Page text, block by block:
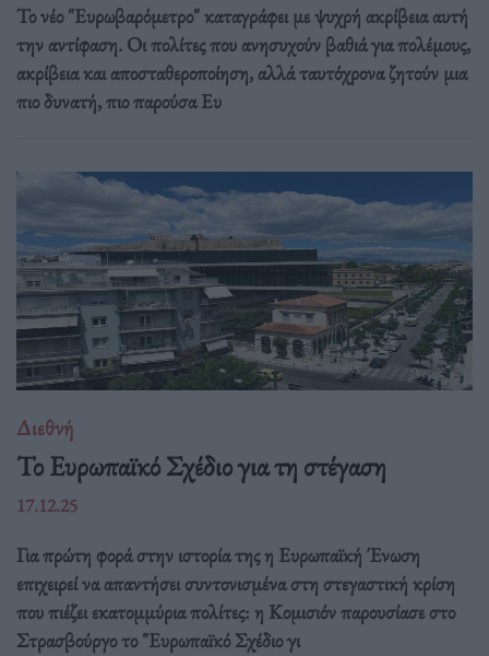
Το νέο "Ευρωβαρόμετρο" καταγράφει με ψυχρή ακρίβεια αυτή
την αντίφαση. Oι πολίτες που ανησυχούν βαθιά για πολέμους,
ακρίβεια και αποσταθεροποίηση, αλλά ταυτόχρονα ζητούν μια
πιο δυνατή, πιο παρούσα Ευ
Διεθνή
Το Ευρωπαϊκό Σχέδιο για τη στέγαση
17.12.25
Για πρώτη φορά στην ιστορία της η Ευρωπαϊκή Ένωση
επιχειρεί να απαντήσει συντονισμένα στη στεγαστική κρίση
που πιέζει εκατομμύρια πολίτες: η Κομισιόν παρουσίασε στο
Στρασβούργο το "Ευρωπαϊκό Σχέδιο γι